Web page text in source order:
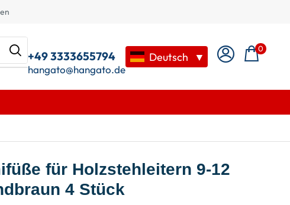
+49 3333655794
hangato@hangato.de
Deutsch ▼
0
für Holzstehleitern 9-12
4 Stück